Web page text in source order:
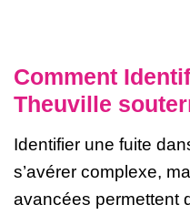
Comment
Theuville
Identifier une fuite
s’avérer complexe,
avancées permettent